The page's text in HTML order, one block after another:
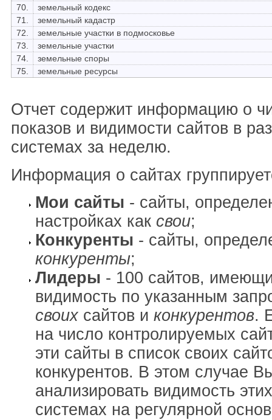
70.
земельный кодекс
71.
земельный кадастр
72.
земельные участки в подмосковье
73.
земельные участки
74.
земельные споры
75.
земельные ресурсы
Отчет содержит информацию о
показов и видимости сайтов в
системах за неделю.
Информация о сайтах
Мои сайты - сайты,
настройках как свои;
Конкуренты - сайты,
конкуренты;
Лидеры - 100 сайтов,
видимость по указанным
своих сайтов и конкурентов.
на число контролируемых
эти сайты в список своих
конкурентов. В этом случае
анализировать видимость
системах на регулярной